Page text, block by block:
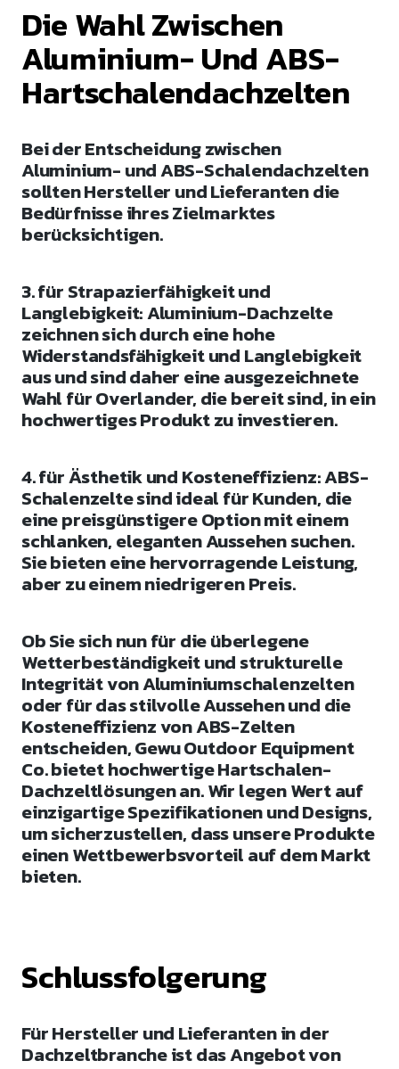
Die Wahl Zwischen
Aluminium- Und ABS-
Hartschalendachzelten
Bei der Entscheidung zwischen
Aluminium- und ABS-Schalendachzelten
sollten Hersteller und Lieferanten die
Bedürfnisse ihres Zielmarktes
berücksichtigen.
3. für Strapazierfähigkeit und
Langlebigkeit: Aluminium-Dachzelte
zeichnen sich durch eine hohe
Widerstandsfähigkeit und Langlebigkeit
aus und sind daher eine ausgezeichnete
Wahl für Overlander, die bereit sind, in ein
hochwertiges Produkt zu investieren.
4. für Ästhetik und Kosteneffizienz: ABS-
Schalenzelte sind ideal für Kunden, die
eine preisgünstigere Option mit einem
schlanken, eleganten Aussehen suchen.
Sie bieten eine hervorragende Leistung,
aber zu einem niedrigeren Preis.
Ob Sie sich nun für die überlegene
Wetterbeständigkeit und strukturelle
Integrität von Aluminiumschalenzelten
oder für das stilvolle Aussehen und die
Kosteneffizienz von ABS-Zelten
entscheiden,GewuOutdoor Equipment
Co. bietet hochwertige Hartschalen-
Dachzeltlösungen an. Wir legen Wert auf
einzigartige Spezifikationen und Designs,
um sicherzustellen, dass unsere Produkte
einen Wettbewerbsvorteil auf dem Markt
bieten.
Schlussfolgerung
Für Hersteller und Lieferanten in der
Dachzeltbranche ist das Angebot von